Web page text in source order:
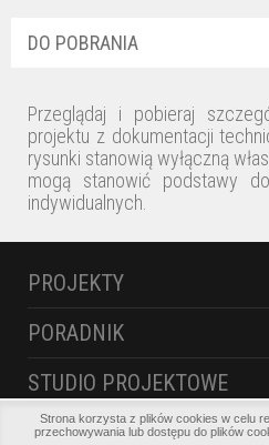
DO POBRANIA
Przeglądaj i pobieraj
projektu z dokumentacji
rysunki stanowią wyłączną
mogą stanowić podstawy
indywidualnych.
PROJEKTY
PORADNIK
STUDIO PROJEKTOWE
Strona korzysta z plików cookies w celu
przechowywania lub dostępu do plików